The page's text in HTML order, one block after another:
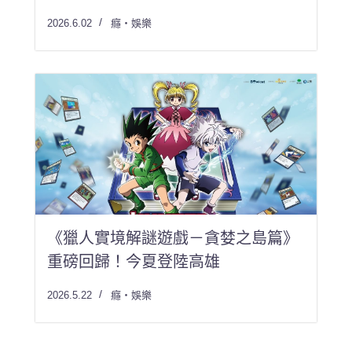
2026.6.02 癮・娛樂
《獵人實境解謎遊戲－貪婪之島篇》
重磅回歸！今夏登陸高雄
2026.5.22 癮・娛樂